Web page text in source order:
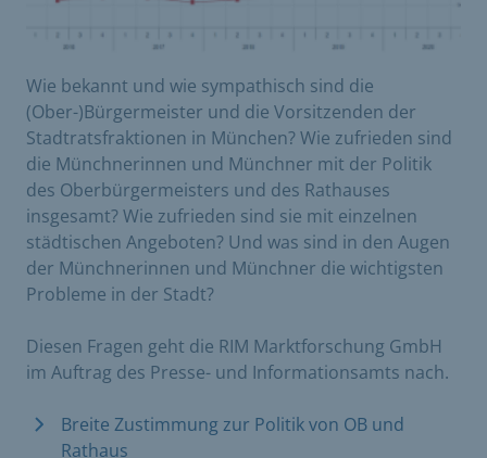
Wie bekannt und wie sympathisch sind die
(Ober-)Bürgermeister und die Vorsitzenden der
Stadtratsfraktionen in München? Wie zufrieden sind
die Münchnerinnen und Münchner mit der Politik
des Oberbürgermeisters und des Rathauses
insgesamt? Wie zufrieden sind sie mit einzelnen
städtischen Angeboten? Und was sind in den Augen
der Münchnerinnen und Münchner die wichtigsten
Probleme in der Stadt?
Diesen Fragen geht die RIM Marktforschung GmbH
im Auftrag des Presse- und Informationsamts nach.
Breite Zustimmung zur Politik von OB und
Rathaus